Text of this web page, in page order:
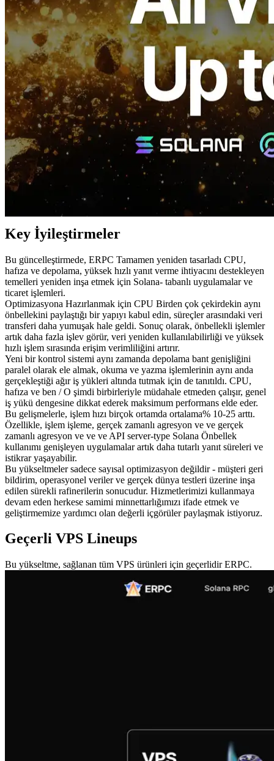
Arka plan arka plan arka plan arka plan
arka plan arka plan arka plan
ERPĆs VPS planları zaten fiyat aralıklarında hem kaliteli hem de
hızlarında üst sınıf olarak kabul edilir, arasında güçlü övgü
kazanıyor Solana Geliştiriciler.
Bu popülerlik sadece performanstan değil, aynı zamanda
performanstan da geliyor ERPC's stratejik veri merkezlerinin
bölgelerdeki stratejik yerleştirme kritik Solana ağ.
Bu konum tabanlı tasarım, büyük geçerli memurları ve bu konum
tabanlı tasarıma son derece hızlı erişim sağlar. Jito Block Engine,
işlem iletim yollarını ve geçncy.
Bu yükseltme bu avantajları daha da güçlendirmeyi ve daha tutarlı
performans sunmayı amaçlamaktadır.
Uzun vadeli test ve doğrudan kullanıcı geri bildirimleri sayesinde,
ERPC Donanımını ve sanallaştırma yapılandırmalarını zeminden
Key İyileştirmeler
Bu güncelleştirmede, ERPC Tamamen yeniden tasarladı CPU,
hafıza ve depolama, yüksek hızlı yanıt verme ihtiyacını destekleyen
temelleri yeniden inşa etmek için Solana- tabanlı uygulamalar ve
ticaret işlemleri.
Optimizasyona Hazırlanmak için CPU Birden çok çekirdekin aynı
önbellekini paylaştığı bir yapıyı kabul edin, süreçler arasındaki veri
transferi daha yumuşak hale geldi. Sonuç olarak, önbellekli işlemler
artık daha fazla işlev görür, veri yeniden kullanılabilirliği ve yüksek
hızlı işlem sırasında erişim verimliliğini artırır.
Yeni bir kontrol sistemi aynı zamanda depolama bant genişliğini
paralel olarak ele almak, okuma ve yazma işlemlerinin aynı anda
gerçekleştiği ağır iş yükleri altında tutmak için de tanıtıldı. CPU,
hafıza ve ben / O şimdi birbirleriyle müdahale etmeden çalışır, genel
iş yükü dengesine dikkat ederek maksimum performans elde eder.
Bu gelişmelerle, işlem hızı birçok ortamda ortalama% 10-25 arttı.
Özellikle, işlem işleme, gerçek zamanlı agresyon ve ve gerçek
zamanlı agresyon ve ve ve API server-type Solana Önbellek
kullanımı genişleyen uygulamalar artık daha tutarlı yanıt süreleri ve
istikrar yaşayabilir.
Bu yükseltmeler sadece sayısal optimizasyon değildir - müşteri geri
bildirim, operasyonel veriler ve gerçek dünya testleri üzerine inşa
edilen sürekli rafinerilerin sonucudur. Hizmetlerimizi kullanmaya
devam eden herkese samimi minnettarlığımızı ifade etmek ve
geliştirmemize yardımcı olan değerli içgörüler paylaşmak istiyoruz.
Geçerli VPS Lineups
Bu yükseltme, sağlanan tüm VPS ürünleri için geçerlidir ERPC.